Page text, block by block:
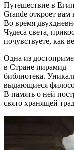
Путешествие в
Grande откроет
Во время
Чудеса света,
почувствуете, как
Одна из
в Стране пирамид
библиотека.
выдающиеся
В память о ней
свято хранящей